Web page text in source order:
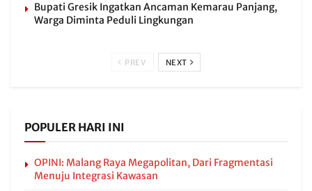
Bupati Gresik Ingatkan Ancaman Kemarau Panjang,
Warga Diminta Peduli Lingkungan
PREV NEXT
POPULER HARI INI
OPINI: Malang Raya Megapolitan, Dari Fragmentasi
Menuju Integrasi Kawasan